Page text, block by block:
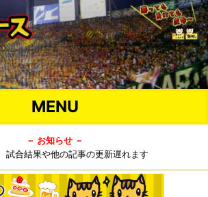
MENU
－ お知らせ －
試合結果や他の記事の更新遅れます